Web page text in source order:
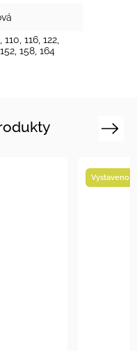
116, 122,
158, 164
Vystaveno
Next